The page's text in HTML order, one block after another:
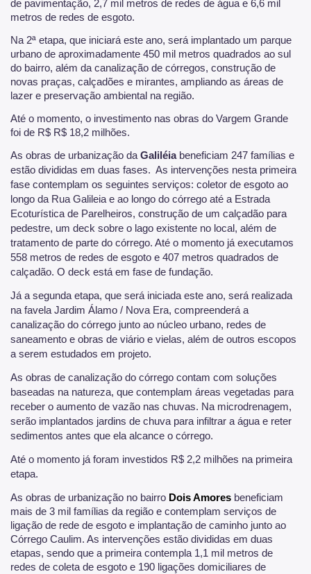
de pavimentação, 2,7 mil metros de redes de água e 6,6 mil
metros de redes de esgoto.
Na 2ª etapa, que iniciará este ano, será implantado um parque
urbano de aproximadamente 450 mil metros quadrados ao sul
do bairro, além da canalização de córregos, construção de
novas praças, calçadões e mirantes, ampliando as áreas de
lazer e preservação ambiental na região.
Até o momento, o investimento nas obras do Vargem Grande
foi de R$ R$ 18,2 milhões.
As obras de urbanização daGaliléiabeneficiam 247 famílias e
estão divididas em duas fases. As intervenções nesta primeira
fase contemplam os seguintes serviços: coletor de esgoto ao
longo da Rua Galileia e ao longo do córrego até a Estrada
Ecoturística de Parelheiros, construção de um calçadão para
pedestre, um deck sobre o lago existente no local, além de
tratamento de parte do córrego. Até o momento já executamos
558 metros de redes de esgoto e 407 metros quadrados de
calçadão. O deck está em fase de fundação.
Já a segunda etapa, que será iniciada este ano, será realizada
na favela Jardim Álamo / Nova Era, compreenderá a
canalização do córrego junto ao núcleo urbano, redes de
saneamento e obras de viário e vielas, além de outros escopos
a serem estudados em projeto.
As obras de canalização do córrego contam com soluções
baseadas na natureza, que contemplam áreas vegetadas para
receber o aumento de vazão nas chuvas. Na microdrenagem,
serão implantados jardins de chuva para infiltrar a água e reter
sedimentos antes que ela alcance o córrego.
Até o momento já foram investidos R$ 2,2 milhões na primeira
etapa.
As obras de urbanização no bairro Dois Amores beneficiam
mais de 3 mil famílias da região e contemplam serviços de
ligação de rede de esgoto e implantação de caminho junto ao
Córrego Caulim. As intervenções estão divididas em duas
etapas, sendo que a primeira contempla 1,1 mil metros de
redes de coleta de esgoto e 190 ligações domiciliares de